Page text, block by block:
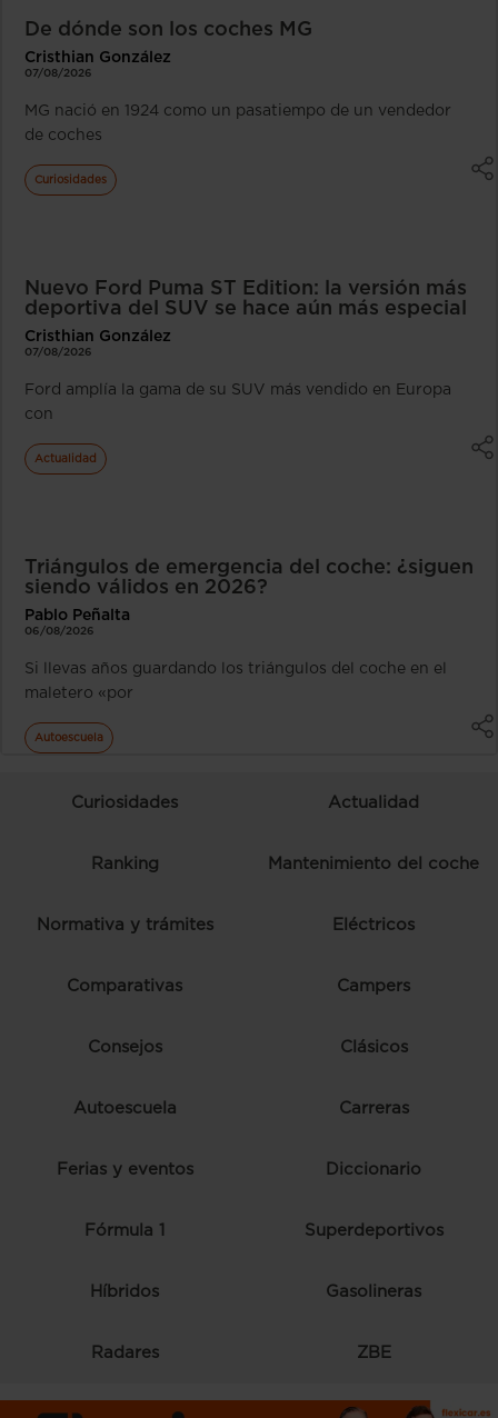
De dónde son los coches MG
Cristhian González
07/08/2026
MG nació en 1924 como un pasatiempo de un vendedor
de coches
Curiosidades
Nuevo Ford Puma ST Edition: la versión más
deportiva del SUV se hace aún más especial
Cristhian González
07/08/2026
Ford amplía la gama de su SUV más vendido en Europa
con
Actualidad
Triángulos de emergencia del coche: ¿siguen
siendo válidos en 2026?
Pablo Peñalta
06/08/2026
Si llevas años guardando los triángulos del coche en el
maletero «por
Autoescuela
Curiosidades Actualidad
Ranking Mantenimiento del coche
Normativa y trámites Eléctricos
Comparativas Campers
Consejos Clásicos
Autoescuela Carreras
Ferias y eventos Diccionario
Fórmula 1 Superdeportivos
Híbridos Gasolineras
Radares ZBE